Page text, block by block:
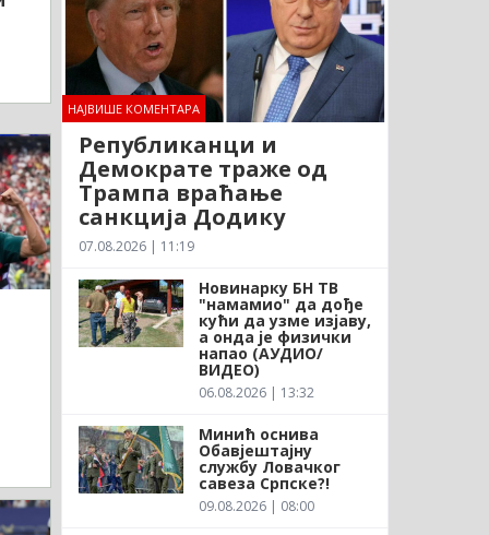
НАЈВИШЕ КОМЕНТАРА
Републиканци и
Демократе траже од
Трампа враћање
санкција Додику
07.08.2026 | 11:19
Новинарку БН ТВ
"намамио" да дође
кући да узме изјаву,
а онда је физички
напао (АУДИО/
ВИДЕО)
06.08.2026 | 13:32
Минић оснива
Обавјештајну
службу Ловачког
савеза Српске?!
09.08.2026 | 08:00